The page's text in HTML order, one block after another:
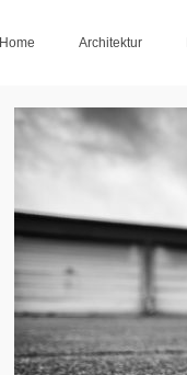
Home Architektur